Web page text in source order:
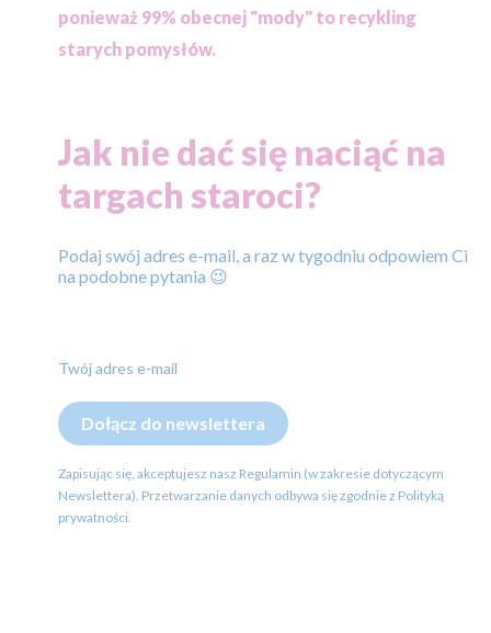
ponieważ 99% obecnej "mody" to recykling
starych pomysłów.
Jak nie dać się naciąć na
targach staroci?
Podaj swój adres e-mail, a raz w tygodniu odpowiem Ci
na podobne pytania 😉
Twój adres e-mail
Dołącz do newslettera
Zapisując się, akceptujesz nasz Regulamin (w zakresie dotyczącym
Newslettera). Przetwarzanie danych odbywa się zgodnie z Polityką
prywatności.